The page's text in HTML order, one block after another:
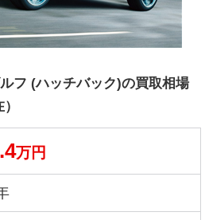
フ (ハッチバック)の買取相場
万円